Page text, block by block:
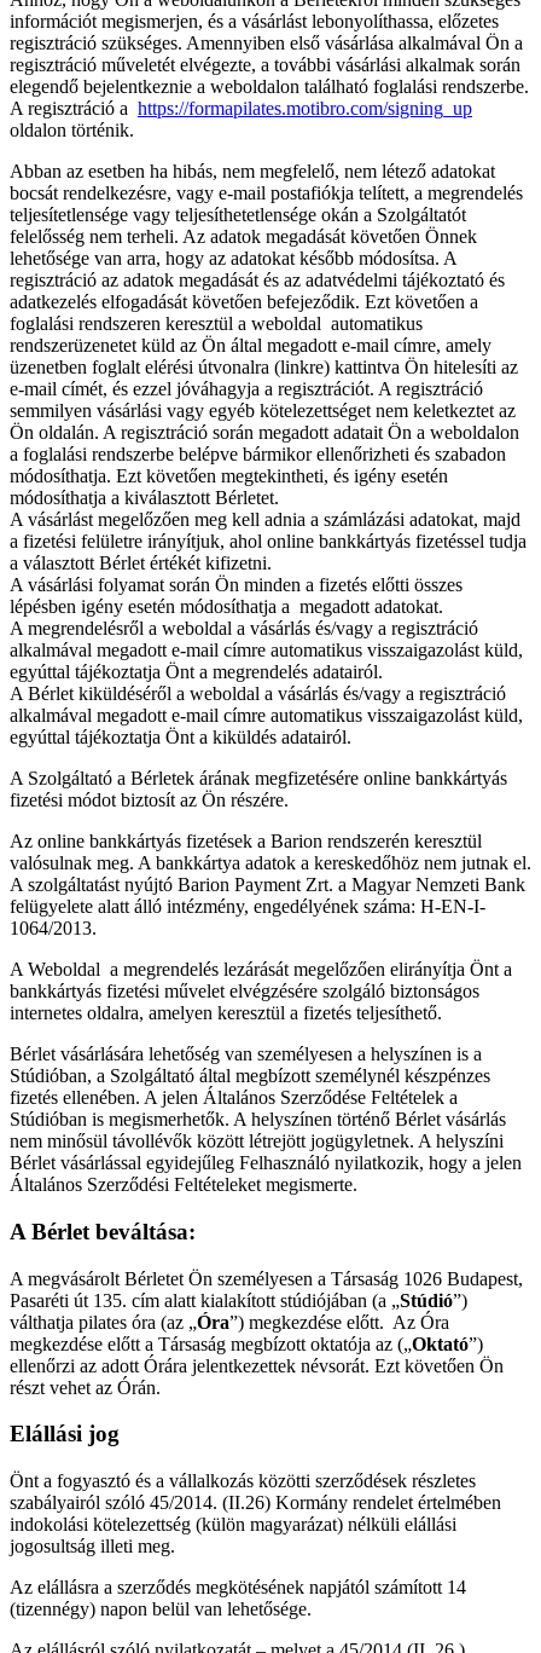
információt megismerjen, és a vásárlást lebonyolíthassa, előzetes
regisztráció szükséges. Amennyiben első vásárlása alkalmával Ön a
regisztráció műveletét elvégezte, a további vásárlási alkalmak során
elegendő bejelentkeznie a weboldalon található foglalási rendszerbe.
A regisztráció a https://formapilates.motibro.com/signing_up
oldalon történik.
Abban az esetben ha hibás, nem megfelelő, nem létező adatokat
bocsát rendelkezésre, vagy e-mail postafiókja telített, a megrendelés
teljesítetlensége vagy teljesíthetetlensége okán a Szolgáltatót
felelősség nem terheli. Az adatok megadását követően Önnek
lehetősége van arra, hogy az adatokat később módosítsa. A
regisztráció az adatok megadását és az adatvédelmi tájékoztató és
adatkezelés elfogadását követően befejeződik. Ezt követően a
foglalási rendszeren keresztül a weboldal automatikus
rendszerüzenetet küld az Ön által megadott e-mail címre, amely
üzenetben foglalt elérési útvonalra (linkre) kattintva Ön hitelesíti az
e-mail címét, és ezzel jóváhagyja a regisztrációt. A regisztráció
semmilyen vásárlási vagy egyéb kötelezettséget nem keletkeztet az
Ön oldalán. A regisztráció során megadott adatait Ön a weboldalon
a foglalási rendszerbe belépve bármikor ellenőrizheti és szabadon
módosíthatja. Ezt követően megtekintheti, és igény esetén
módosíthatja a kiválasztott Bérletet.
A vásárlást megelőzően meg kell adnia a számlázási adatokat, majd
a fizetési felületre irányítjuk, ahol online bankkártyás fizetéssel tudja
a választott Bérlet értékét kifizetni.
A vásárlási folyamat során Ön minden a fizetés előtti összes
lépésben igény esetén módosíthatja a megadott adatokat.
A megrendelésről a weboldal a vásárlás és/vagy a regisztráció
alkalmával megadott e-mail címre automatikus visszaigazolást küld,
egyúttal tájékoztatja Önt a megrendelés adatairól.
A Bérlet kiküldéséről a weboldal a vásárlás és/vagy a regisztráció
alkalmával megadott e-mail címre automatikus visszaigazolást küld,
egyúttal tájékoztatja Önt a kiküldés adatairól.
A Szolgáltató a Bérletek árának megfizetésére online bankkártyás
fizetési módot biztosít az Ön részére.
Az online bankkártyás fizetések a Barion rendszerén keresztül
valósulnak meg. A bankkártya adatok a kereskedőhöz nem jutnak el.
A szolgáltatást nyújtó Barion Payment Zrt. a Magyar Nemzeti Bank
felügyelete alatt álló intézmény, engedélyének száma: H-EN-I-
1064/2013.
A Weboldal a megrendelés lezárását megelőzően elirányítja Önt a
bankkártyás fizetési művelet elvégzésére szolgáló biztonságos
internetes oldalra, amelyen keresztül a fizetés teljesíthető.
Bérlet vásárlására lehetőség van személyesen a helyszínen is a
Stúdióban, a Szolgáltató által megbízott személynél készpénzes
fizetés ellenében. A jelen Általános Szerződése Feltételek a
Stúdióban is megismerhetők. A helyszínen történő Bérlet vásárlás
nem minősül távollévők között létrejött jogügyletnek. A helyszíni
Bérlet vásárlással egyidejűleg Felhasználó nyilatkozik, hogy a jelen
Általános Szerződési Feltételeket megismerte.
A Bérlet beváltása:
A megvásárolt Bérletet Ön személyesen a Társaság 1026 Budapest,
Pasaréti út 135. cím alatt kialakított stúdiójában (a „Stúdió”)
válthatja pilates óra (az „Óra”) megkezdése előtt. Az Óra
megkezdése előtt a Társaság megbízott oktatója az („Oktató”)
ellenőrzi az adott Órára jelentkezettek névsorát. Ezt követően Ön
részt vehet az Órán.
Elállási jog
Önt a fogyasztó és a vállalkozás közötti szerződések részletes
szabályairól szóló 45/2014. (II.26) Kormány rendelet értelmében
indokolási kötelezettség (külön magyarázat) nélküli elállási
jogosultság illeti meg.
Az elállásra a szerződés megkötésének napjától számított 14
(tizennégy) napon belül van lehetősége.